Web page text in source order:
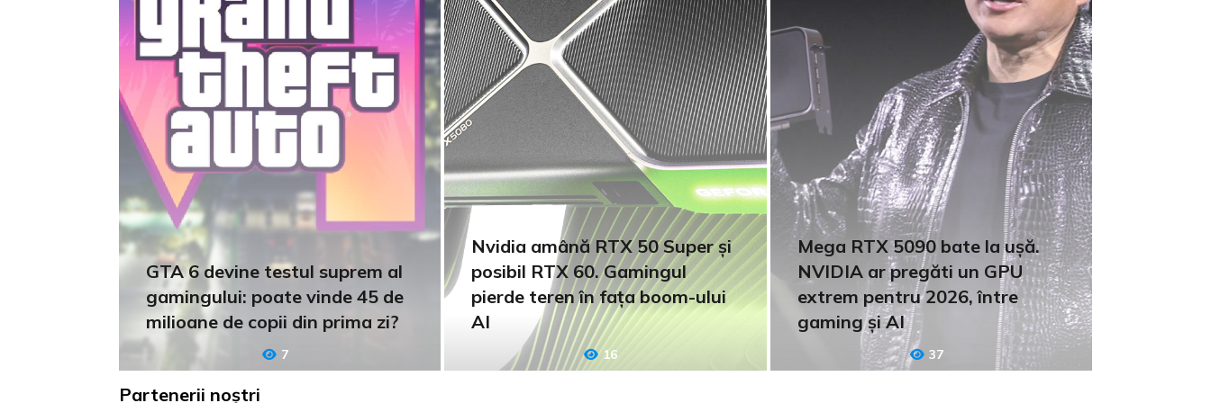
GTA 6 devine testul suprem al
gamingului: poate vinde 45 de
milioane de copii din prima zi?
7
Nvidia amână RTX 50 Super și
posibil RTX 60. Gamingul
pierde teren în fața boom-ului
AI
16
Mega RTX 5090 bate la ușă.
NVIDIA ar pregăti un GPU
extrem pentru 2026, între
gaming și AI
37
Partenerii noștri